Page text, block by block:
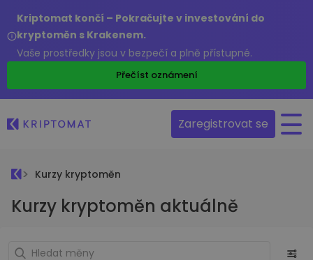
Kriptomat končí – Pokračujte v investování do
kryptoměn s Krakenem.
Vaše prostředky jsou v bezpečí a plně přístupné.
Přečíst oznámení
Zaregistrovat se
Kurzy kryptoměn
Kurzy kryptoměn aktuálně